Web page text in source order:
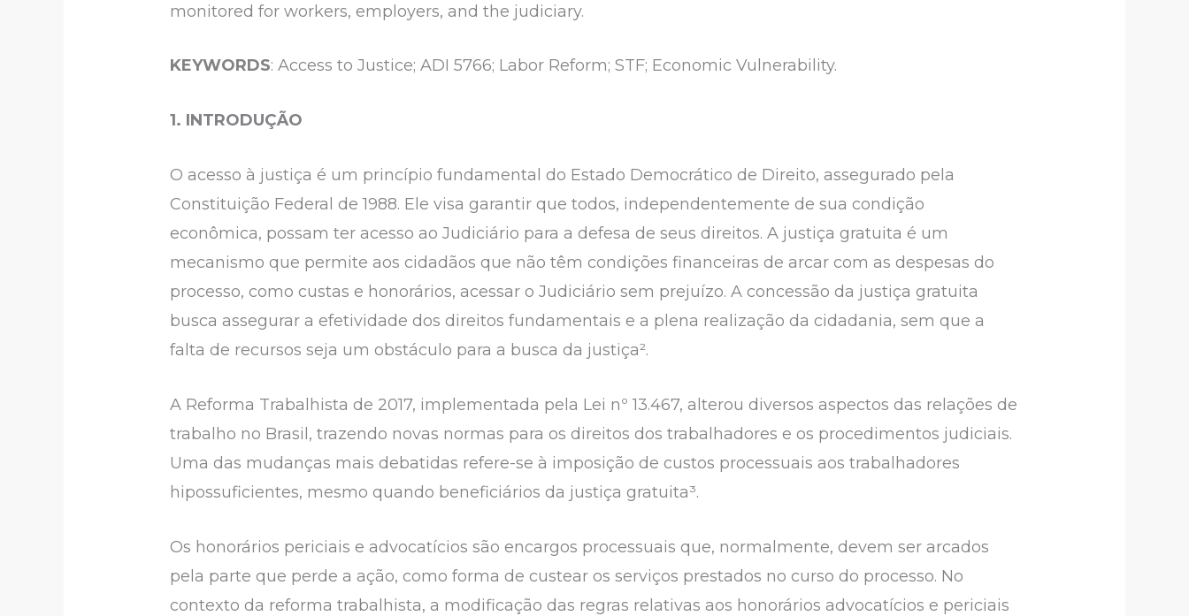
monitored for workers, employers, and the judiciary.
KEYWORDS: Access to Justice; ADI 5766; Labor Reform; STF; Economic Vulnerability.
1. INTRODUÇÃO
O acesso à justiça é um princípio fundamental do Estado Democrático de Direito, assegurado pela
Constituição Federal de 1988. Ele visa garantir que todos, independentemente de sua condição
econômica, possam ter acesso ao Judiciário para a defesa de seus direitos. A justiça gratuita é um
mecanismo que permite aos cidadãos que não têm condições financeiras de arcar com as despesas do
processo, como custas e honorários, acessar o Judiciário sem prejuízo. A concessão da justiça gratuita
busca assegurar a efetividade dos direitos fundamentais e a plena realização da cidadania, sem que a
falta de recursos seja um obstáculo para a busca da justiça².
A Reforma Trabalhista de 2017, implementada pela Lei nº 13.467, alterou diversos aspectos das relações de
trabalho no Brasil, trazendo novas normas para os direitos dos trabalhadores e os procedimentos judiciais.
Uma das mudanças mais debatidas refere-se à imposição de custos processuais aos trabalhadores
hipossuficientes, mesmo quando beneficiários da justiça gratuita³.
Os honorários periciais e advocatícios são encargos processuais que, normalmente, devem ser arcados
pela parte que perde a ação, como forma de custear os serviços prestados no curso do processo. No
contexto da reforma trabalhista, a modificação das regras relativas aos honorários advocatícios e periciais